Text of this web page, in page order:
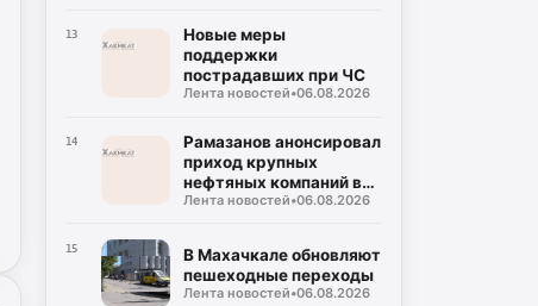
13
Новые меры
поддержки
пострадавших при ЧС
Лента новостей•06.08.2026
14
Рамазанов анонсировал
приход крупных
нефтяных компаний в
Дагестан
Лента новостей•06.08.2026
15
В Махачкале обновляют
пешеходные переходы
Лента новостей•06.08.2026